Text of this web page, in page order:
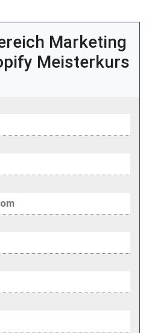
Marketing
Meisterkurs